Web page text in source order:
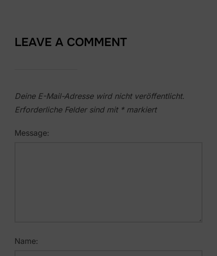
LEAVE A COMMENT
Deine E-Mail-Adresse wird nicht veröffentlicht.
Erforderliche Felder sind mit *markiert
Message:
Name: